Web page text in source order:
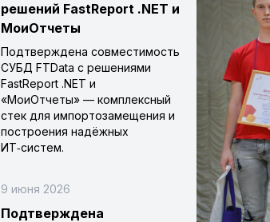
решений FastReport .NET и
МоиОтчеты
Подтверждена совместимость
СУБД FTData с решениями
FastReport .NET и
«МоиОтчеты» — комплексный
стек для импортозамещения и
построения надёжных
ИТ‑систем.
9 июня 2026
Подтверждена